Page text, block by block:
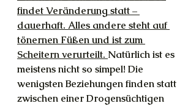
findet Veränderung statt –
dauerhaft. Alles andere steht auf
tönernen Füßen und ist zum
Scheitern verurteilt. Natürlich ist es
meistens nicht so simpel! Die
wenigsten Beziehungen finden statt
zwischen einer Drogensüchtigen